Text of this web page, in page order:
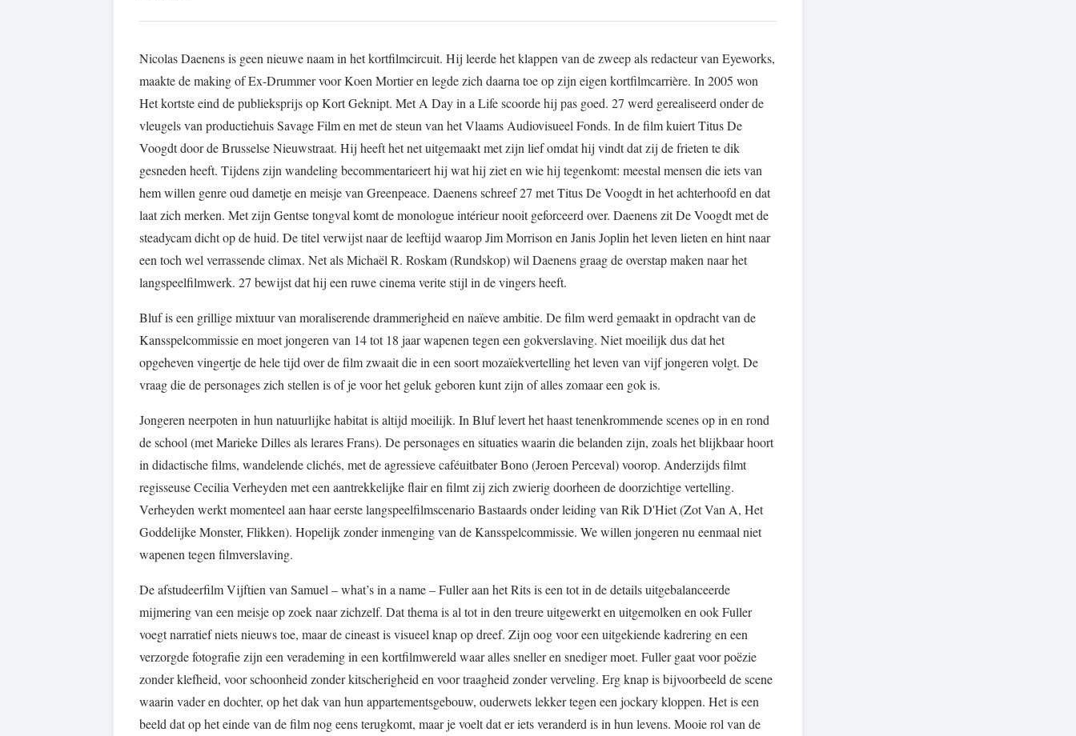
Nicolas Daenens is geen nieuwe naam in het kortfilmcircuit. Hij leerde het klappen van de zweep als redacteur van Eyeworks,
maakte de making of Ex-Drummer voor Koen Mortier en legde zich daarna toe op zijn eigen kortfilmcarrière. In 2005 won
Het kortste eind de publieksprijs op Kort Geknipt. Met A Day in a Life scoorde hij pas goed. 27 werd gerealiseerd onder de
vleugels van productiehuis Savage Film en met de steun van het Vlaams Audiovisueel Fonds. In de film kuiert Titus De
Voogdt door de Brusselse Nieuwstraat. Hij heeft het net uitgemaakt met zijn lief omdat hij vindt dat zij de frieten te dik
gesneden heeft. Tijdens zijn wandeling becommentarieert hij wat hij ziet en wie hij tegenkomt: meestal mensen die iets van
hem willen genre oud dametje en meisje van Greenpeace. Daenens schreef 27 met Titus De Voogdt in het achterhoofd en dat
laat zich merken. Met zijn Gentse tongval komt de monologue intérieur nooit geforceerd over. Daenens zit De Voogdt met de
steadycam dicht op de huid. De titel verwijst naar de leeftijd waarop Jim Morrison en Janis Joplin het leven lieten en hint naar
een toch wel verrassende climax. Net als Michaël R. Roskam (Rundskop) wil Daenens graag de overstap maken naar het
langspeelfilmwerk. 27 bewijst dat hij een ruwe cinema verite stijl in de vingers heeft.
Bluf is een grillige mixtuur van moraliserende drammerigheid en naïeve ambitie. De film werd gemaakt in opdracht van de
Kansspelcommissie en moet jongeren van 14 tot 18 jaar wapenen tegen een gokverslaving. Niet moeilijk dus dat het
opgeheven vingertje de hele tijd over de film zwaait die in een soort mozaïekvertelling het leven van vijf jongeren volgt. De
vraag die de personages zich stellen is of je voor het geluk geboren kunt zijn of alles zomaar een gok is.
Jongeren neerpoten in hun natuurlijke habitat is altijd moeilijk. In Bluf levert het haast tenenkrommende scenes op in en rond
de school (met Marieke Dilles als lerares Frans). De personages en situaties waarin die belanden zijn, zoals het blijkbaar hoort
in didactische films, wandelende clichés, met de agressieve caféuitbater Bono (Jeroen Perceval) voorop. Anderzijds filmt
regisseuse Cecilia Verheyden met een aantrekkelijke flair en filmt zij zich zwierig doorheen de doorzichtige vertelling.
Verheyden werkt momenteel aan haar eerste langspeelfilmscenario Bastaards onder leiding van Rik D'Hiet (Zot Van A, Het
Goddelijke Monster, Flikken). Hopelijk zonder inmenging van de Kansspelcommissie. We willen jongeren nu eenmaal niet
wapenen tegen filmverslaving.
De afstudeerfilm Vijftien van Samuel – what’s in a name – Fuller aan het Rits is een tot in de details uitgebalanceerde
mijmering van een meisje op zoek naar zichzelf. Dat thema is al tot in den treure uitgewerkt en uitgemolken en ook Fuller
voegt narratief niets nieuws toe, maar de cineast is visueel knap op dreef. Zijn oog voor een uitgekiende kadrering en een
verzorgde fotografie zijn een verademing in een kortfilmwereld waar alles sneller en snediger moet. Fuller gaat voor poëzie
zonder klefheid, voor schoonheid zonder kitscherigheid en voor traagheid zonder verveling. Erg knap is bijvoorbeeld de scene
waarin vader en dochter, op het dak van hun appartementsgebouw, ouderwets lekker tegen een jockary kloppen. Het is een
beeld dat op het einde van de film nog eens terugkomt, maar je voelt dat er iets veranderd is in hun levens. Mooie rol van de